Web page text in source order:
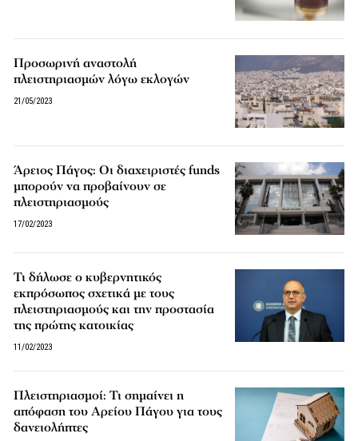
Προσωρινή αναστολή
πλειστηριασμών λόγω εκλογών
21/05/2023
Άρειος Πάγος: Οι διαχειριστές funds
μπορούν να προβαίνουν σε
πλειστηριασμούς
17/02/2023
Τι δήλωσε ο κυβερνητικός
εκπρόσωπος σχετικά με τους
πλειστηριασμούς και την προστασία
της πρώτης κατοικίας
11/02/2023
Πλειστηριασμοί: Τι σημαίνει η
απόφαση του Αρείου Πάγου για τους
δανειολήπτες